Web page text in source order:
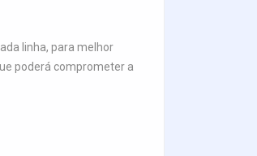
linha, para melhor
poderá comprometer a